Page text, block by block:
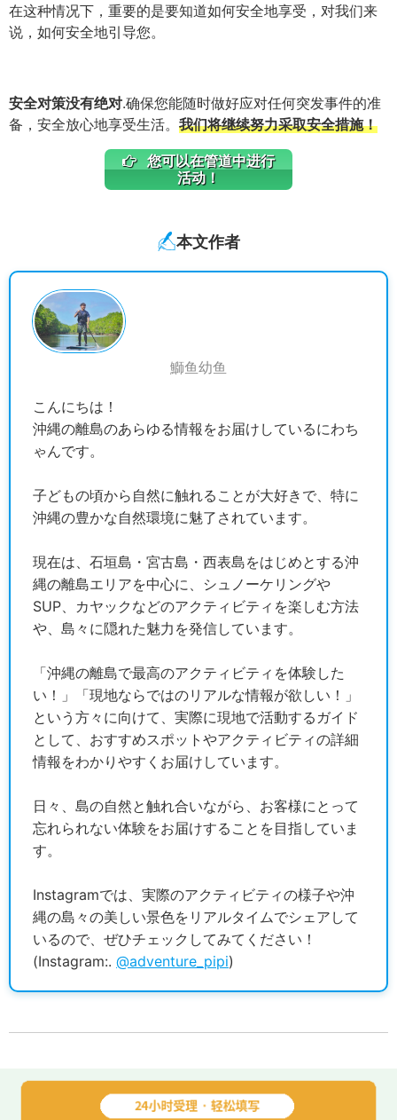
在这种情况下，重要的是要知道如何安全地享受，对我们来
说，如何安全地引导您。
安全对策没有绝对.确保您能随时做好应对任何突发事件的准
备，安全放心地享受生活。 我们将继续努力采取安全措施！
您可以在管道中进行
活动！
本文作者
鰤鱼幼鱼
こんにちは！
沖縄の離島のあらゆる情報をお届けしているにわち
ゃんです。
子どもの頃から自然に触れることが大好きで、特に
沖縄の豊かな自然環境に魅了されています。
現在は、石垣島・宮古島・西表島をはじめとする沖
縄の離島エリアを中心に、シュノーケリングや
SUP、カヤックなどのアクティビティを楽しむ方法
や、島々に隠れた魅力を発信しています。
「沖縄の離島で最高のアクティビティを体験した
い！」「現地ならではのリアルな情報が欲しい！」
という方々に向けて、実際に現地で活動するガイド
として、おすすめスポットやアクティビティの詳細
情報をわかりやすくお届けしています。
日々、島の自然と触れ合いながら、お客様にとって
忘れられない体験をお届けすることを目指していま
す。
Instagramでは、実際のアクティビティの様子や沖
縄の島々の美しい景色をリアルタイムでシェアして
いるので、ぜひチェックしてみてください！
(Instagram:. @adventure_pipi)